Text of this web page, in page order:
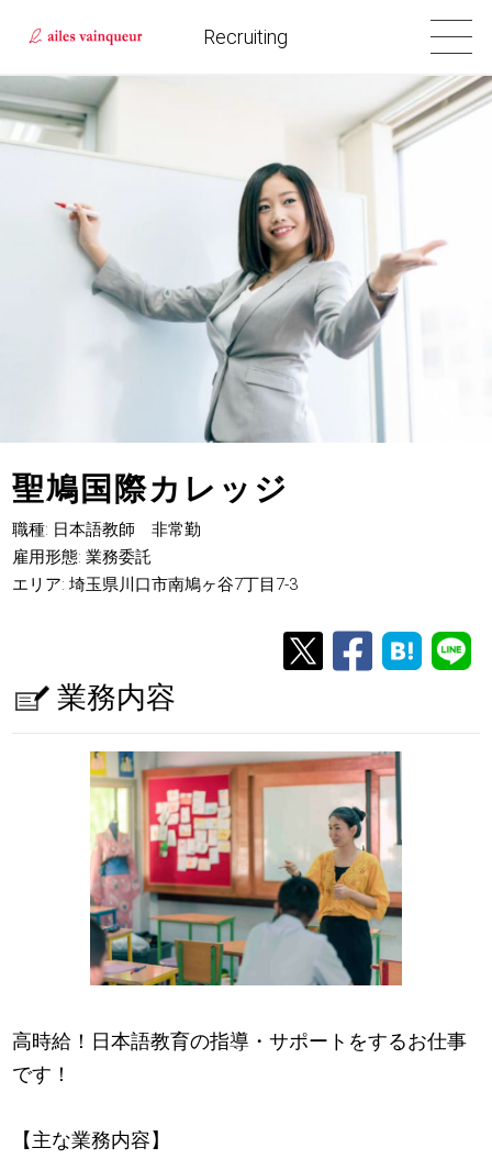
Recruiting
聖鳩国際カレッジ
職種: 日本語教師 非常勤
雇用形態: 業務委託
エリア: 埼玉県川口市南鳩ヶ谷7丁目7-3
業務内容
高時給！日本語教育の指導・サポートをするお仕事
です！
【主な業務内容】